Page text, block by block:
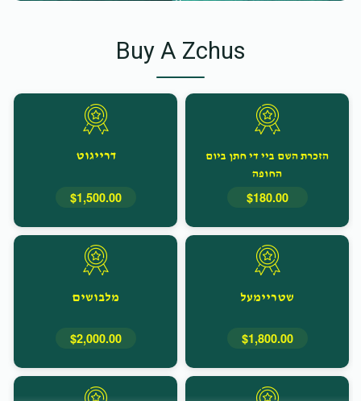
Buy A Zchus
הזכרת השם ביי די חתן ביום
החופה
$180.00
דרייגוט
$1,500.00
שטריימעל
$1,800.00
מלבושים
$2,000.00